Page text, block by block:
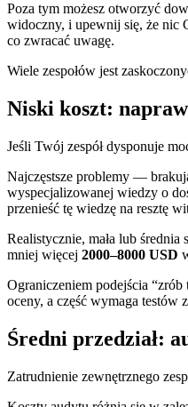
Poza tym możesz otworzyć
widoczny, i upewnij się, że nic
co zwracać uwagę.
Wiele zespołów jest
Niski koszt:
Jeśli Twój zespół dysponuje
Najczęstsze problemy —
wyspecjalizowanej wiedzy o
przenieść tę wiedzę na resztę
Realistycznie, mała lub
mniej więcej 2000–8000 USD
Ograniczeniem podejścia
oceny, a część wymaga testów
Średni przedział:
Zatrudnienie zewnętrznego